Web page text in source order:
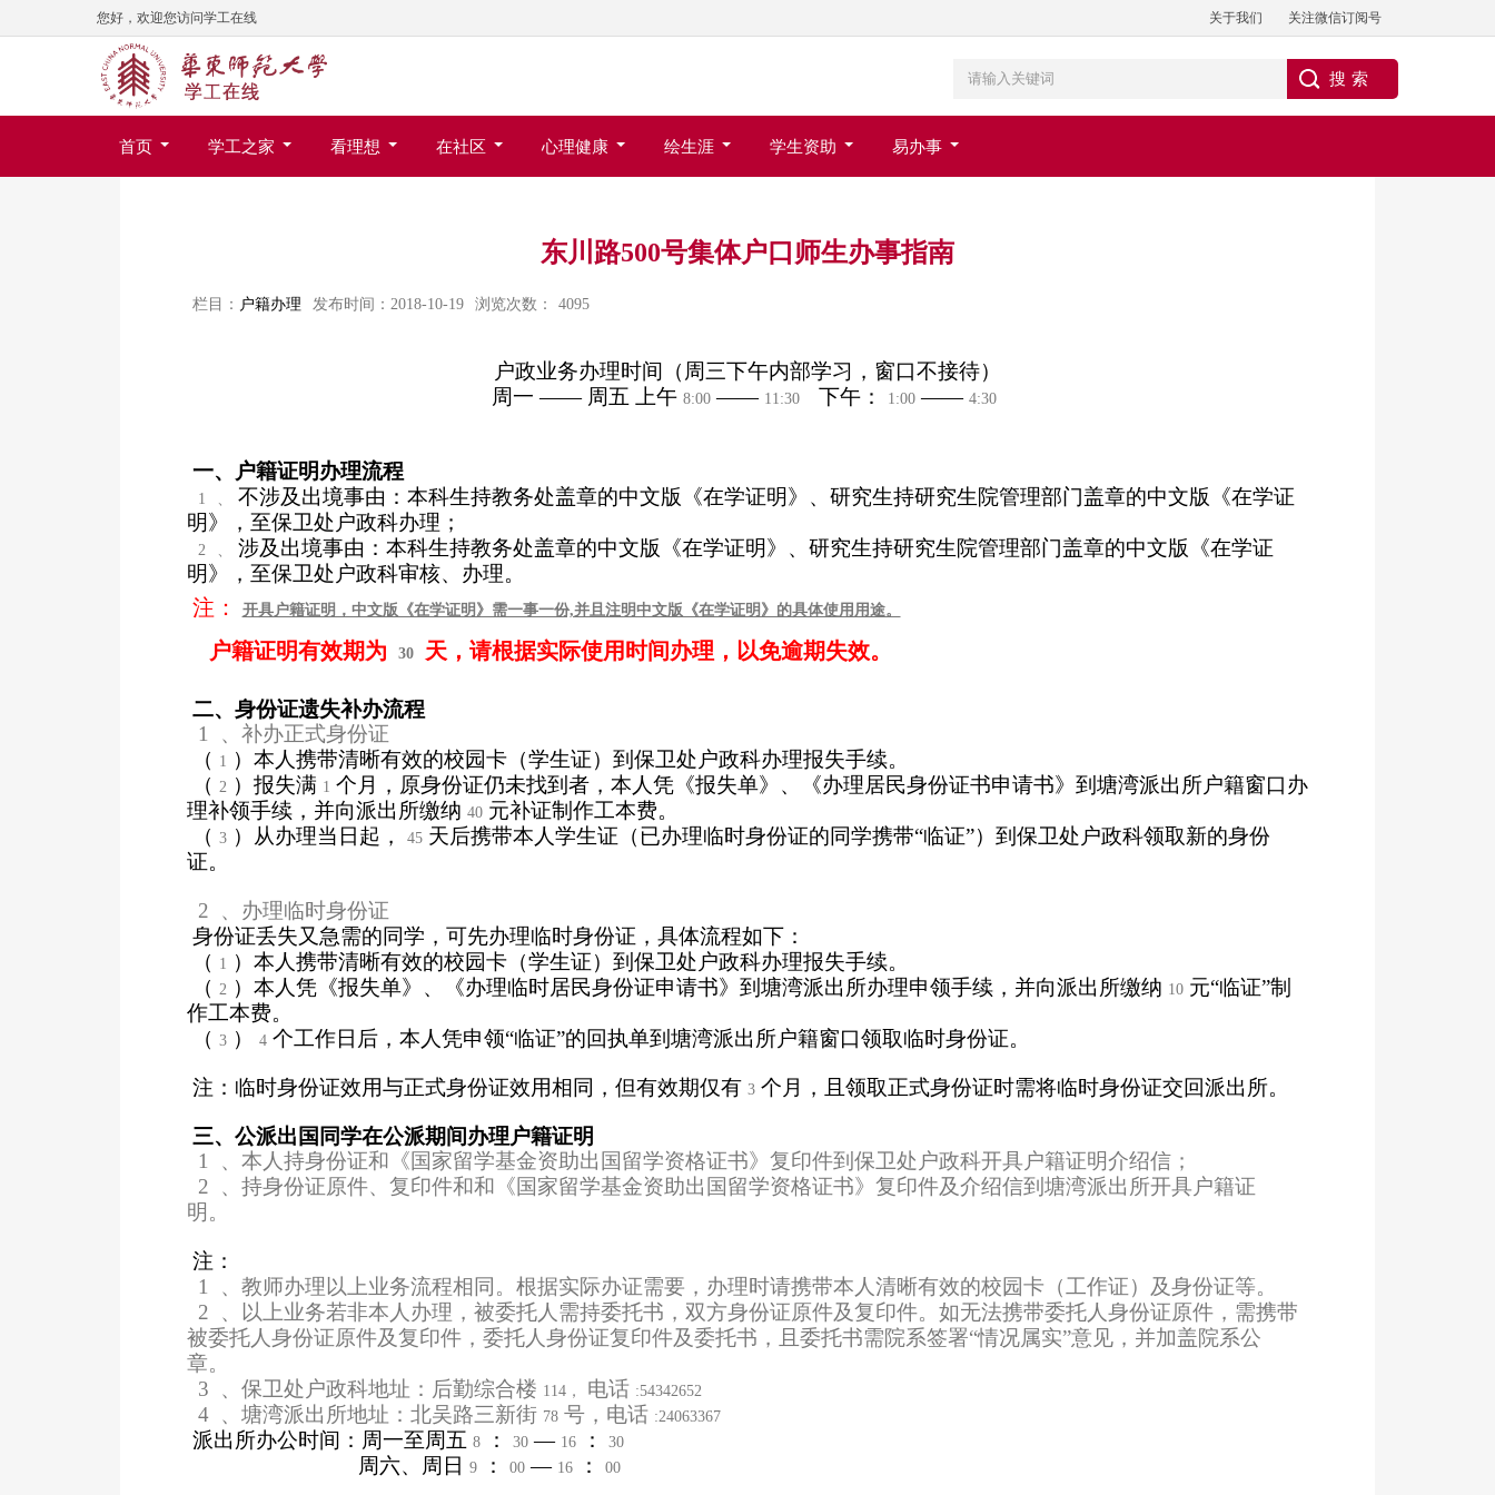
您好，欢迎您访问学工在线 关于我们 关注微信订阅号
首页 学工之家 看理想 在社区 心理健康 绘生涯 学生资助 易办事
东川路500号集体户口师生办事指南
栏目： 户籍办理 发布时间：2018-10-19 浏览次数： 4095
户政业务办理时间（周三下午内部学习，窗口不接待）
周一 —— 周五 上午 8:00 —— 11:30 下午： 1:00 —— 4:30
一、户籍证明办理流程
1 、
不涉及出境事由：本科生持教务处盖章的中文版《在学证明》、研究生持研究生院管理部门盖章的中文版《在学证
明》，至保卫处户政科办理；
2 、
涉及出境事由：本科生持教务处盖章的中文版《在学证明》、研究生持研究生院管理部门盖章的中文版《在学证
明》，至保卫处户政科审核、办理。
注： 开具户籍证明，中文版《在学证明》需一事一份,并且注明中文版《在学证明》的具体使用用途。
户籍证明有效期为 30 天，请根据实际使用时间办理，以免逾期失效。
二、身份证遗失补办流程
1
、补办正式身份证
（ 1 ）本人携带清晰有效的校园卡（学生证）到保卫处户政科办理报失手续。
（ 2 ）报失满 1 个月，原身份证仍未找到者，本人凭《报失单》、《办理居民身份证书申请书》到塘湾派出所户籍窗口办
理补领手续，并向派出所缴纳 40 元补证制作工本费。
（ 3 ）从办理当日起， 45 天后携带本人学生证（已办理临时身份证的同学携带“临证”）到保卫处户政科领取新的身份
证。
2
、办理临时身份证
身份证丢失又急需的同学，可先办理临时身份证，具体流程如下：
（ 1 ）本人携带清晰有效的校园卡（学生证）到保卫处户政科办理报失手续。
（ 2 ）本人凭《报失单》、《办理临时居民身份证申请书》到塘湾派出所办理申领手续，并向派出所缴纳 10 元“临证”制
作工本费。
（ 3 ） 4 个工作日后，本人凭申领“临证”的回执单到塘湾派出所户籍窗口领取临时身份证。
注：临时身份证效用与正式身份证效用相同，但有效期仅有 3 个月，且领取正式身份证时需将临时身份证交回派出所。
三、公派出国同学在公派期间办理户籍证明
1
、本人持身份证和《国家留学基金资助出国留学资格证书》复印件到保卫处户政科开具户籍证明介绍信；
2
、持身份证原件、复印件和和《国家留学基金资助出国留学资格证书》复印件及介绍信到塘湾派出所开具户籍证
明。
注：
1
、教师办理以上业务流程相同。根据实际办证需要，办理时请携带本人清晰有效的校园卡（工作证）及身份证等。
2
、以上业务若非本人办理，被委托人需持委托书，双方身份证原件及复印件。如无法携带委托人身份证原件，需携带
被委托人身份证原件及复印件，委托人身份证复印件及委托书，且委托书需院系签署“情况属实”意见，并加盖院系公
章。
3
、保卫处户政科地址：后勤综合楼 114， 电话 :54342652
4 、塘湾派出所地址：北吴路三新街 78 号，电话 :24063367
派出所办公时间：周一至周五 8 ： 30 — 16 ： 30
周六、周日 9 ： 00 — 16 ： 00